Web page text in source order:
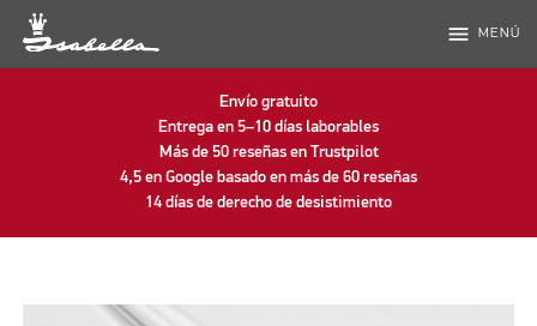
menu MENÚ
Envío gratuito
Entrega en 5–10 días laborables
Más de 50 reseñas en Trustpilot
4,5 en Google basado en más de 60 reseñas
14 días de derecho de desistimiento